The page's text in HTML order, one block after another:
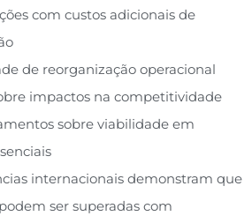
com custos adicionais de
de reorganização operacional
impactos na competitividade
sobre viabilidade em
internacionais demonstram que
ser superadas com